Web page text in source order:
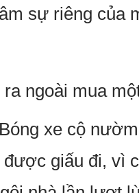
sự riêng của
ngoài mua
xe cộ
giấu đi, vì